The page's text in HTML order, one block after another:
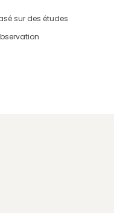
sur des études